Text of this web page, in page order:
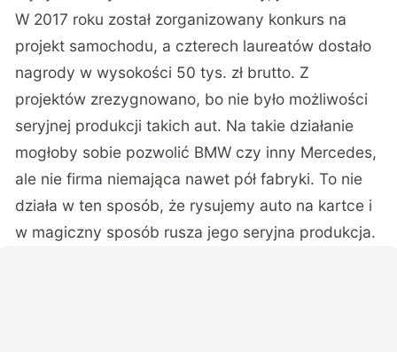
W 2017 roku został zorganizowany konkurs na
projekt samochodu, a czterech laureatów dostało
nagrody w wysokości 50 tys. zł brutto. Z
projektów zrezygnowano, bo nie było możliwości
seryjnej produkcji takich aut. Na takie działanie
mogłoby sobie pozwolić BMW czy inny Mercedes,
ale nie firma niemająca nawet pół fabryki. To nie
działa w ten sposób, że rysujemy auto na kartce i
w magiczny sposób rusza jego seryjna produkcja.